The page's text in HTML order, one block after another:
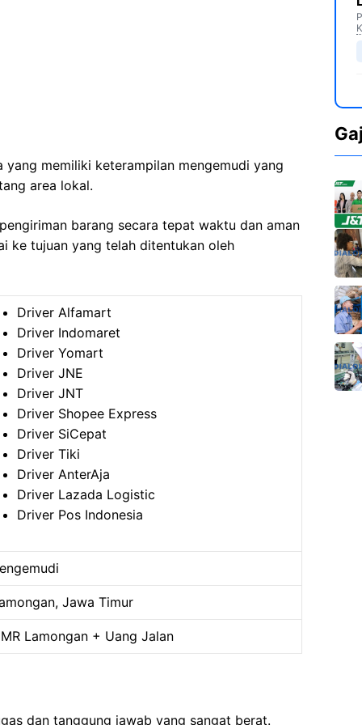
memiliki keterampilan mengemudi yang
area lokal.
barang secara tepat waktu dan aman
ke tujuan yang telah ditentukan oleh
Driver Alfamart
Driver Indomaret
Driver Yomart
Driver JNE
Driver JNT
Driver Shopee Express
Driver SiCepat
Driver Tiki
Driver AnterAja
Driver Lazada Logistic
Driver Pos Indonesia
Jawa Timur
Lamongan + Uang Jalan
dan tanggung jawab yang sangat berat.